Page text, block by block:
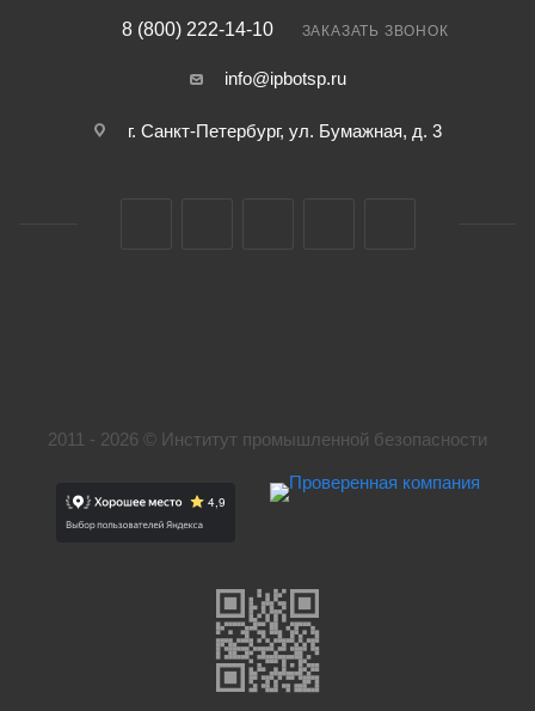
8 (800) 222-14-10 ЗАКАЗАТЬ ЗВОНОК
info@ipbotsp.ru
г. Санкт-Петербург, ул. Бумажная, д. 3
2011 - 2026 © Институт промышленной безопасности